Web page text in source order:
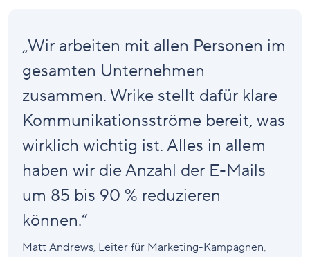
„Wir arbeiten mit allen Personen im
gesamten Unternehmen
zusammen. Wrike stellt dafür klare
Kommunikationsströme bereit, was
wirklich wichtig ist. Alles in allem
haben wir die Anzahl der E-Mails
um 85 bis 90 % reduzieren
können.“
Matt Andrews, Leiter für Marketing-Kampagnen,